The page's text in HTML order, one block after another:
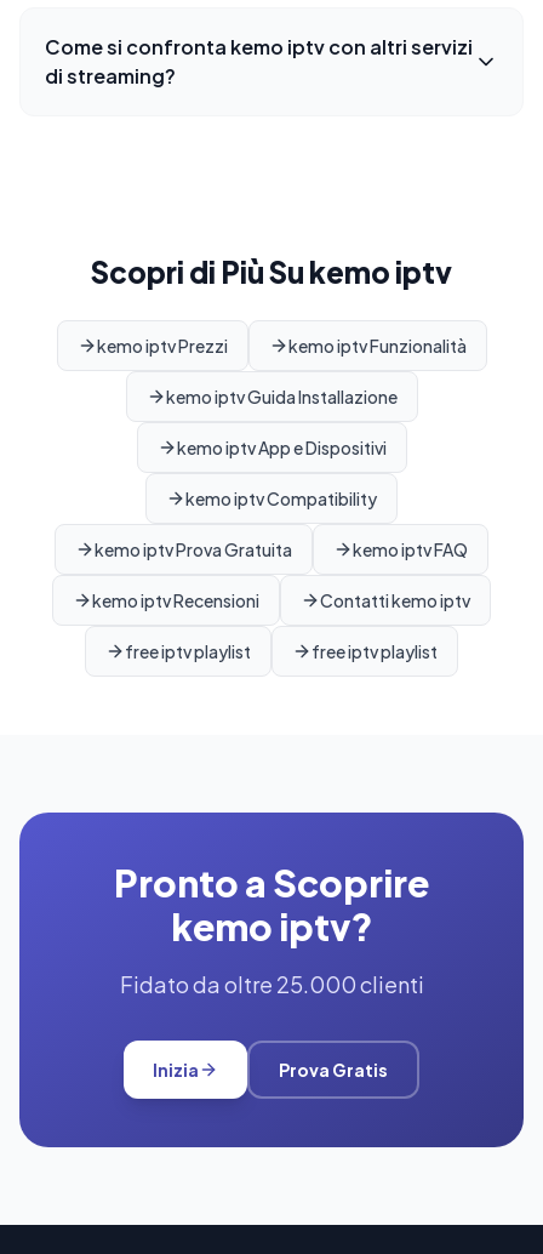
Come si confronta kemo iptv con altri servizi
di streaming?
Scopri di Più Su kemo iptv
kemo iptv Prezzi kemo iptv Funzionalità
kemo iptv Guida Installazione
kemo iptv App e Dispositivi
kemo iptv Compatibility
kemo iptv Prova Gratuita kemo iptv FAQ
kemo iptv Recensioni Contatti kemo iptv
free iptv playlist free iptv playlist
Pronto a Scoprire
kemo iptv?
Fidato da oltre 25.000 clienti
Inizia Prova Gratis